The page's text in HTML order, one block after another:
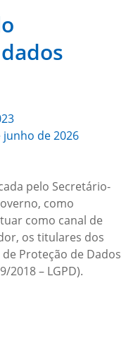
junho de 2026
pelo Secretário-
como
como canal de
os titulares dos
Proteção de Dados
2018 – LGPD).